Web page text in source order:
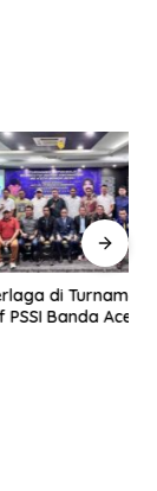
Turnamen
Aceh